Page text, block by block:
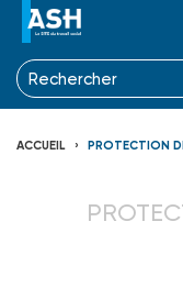
ACCUEIL PROTECTION